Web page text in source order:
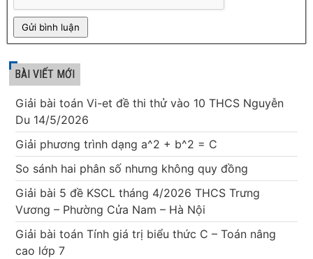
BÀI VIẾT MỚI
Giải bài toán Vi-et đề thi thử vào 10 THCS Nguyễn
Du 14/5/2026
Giải phương trình dạng a^2 + b^2 = C
So sánh hai phân số nhưng không quy đồng
Giải bài 5 đề KSCL tháng 4/2026 THCS Trưng
Vương – Phường Cửa Nam – Hà Nội
Giải bài toán Tính giá trị biểu thức C – Toán nâng
cao lớp 7